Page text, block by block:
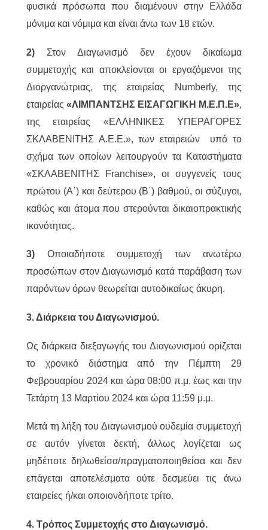
φυσικά πρόσωπα που διαμένουν στην Ελλάδα
μόνιμα και νόμιμα και είναι άνω των 18 ετών.
2) Στον Διαγωνισμό δεν έχουν δικαίωμα
συμμετοχής και αποκλείονται οι εργαζόμενοι της
Διοργανώτριας, της εταιρείας Numberly, της
εταιρείας «ΛΙΜΠΑΝΤΣΗΣ ΕΙΣΑΓΩΓΙΚΗ Μ.Ε.Π.Ε»,
της εταιρείας «ΕΛΛΗΝΙΚΕΣ ΥΠΕΡΑΓΟΡΕΣ
ΣΚΛΑΒΕΝΙΤΗΣ Α.Ε.Ε.», των εταιρειών υπό το
σχήμα των οποίων λειτουργούν τα Καταστήματα
«ΣΚΛΑΒΕΝΙΤΗΣ Franchise», οι συγγενείς τους
πρώτου (Α΄) και δεύτερου (Β΄) βαθμού, οι σύζυγοι,
καθώς και άτομα που στερούνται δικαιοπρακτικής
ικανότητας.
3) Οποιαδήποτε συμμετοχή των ανωτέρω
προσώπων στον Διαγωνισμό κατά παράβαση των
παρόντων όρων θεωρείται αυτοδικαίως άκυρη.
3. Διάρκεια του Διαγωνισμού.
Ως διάρκεια διεξαγωγής του Διαγωνισμού ορίζεται
το χρονικό διάστημα από την Πέμπτη 29
Φεβρουαρίου 2024 και ώρα 08:00 π.μ. έως και την
Τετάρτη 13 Μαρτίου 2024 και ώρα 11:59 μ.μ.
Μετά τη λήξη του Διαγωνισμού ουδεμία συμμετοχή
σε αυτόν γίνεται δεκτή, άλλως λογίζεται ως
μηδέποτε δηλωθείσα/πραγματοποιηθείσα και δεν
επάγεται αποτελέσματα ούτε δεσμεύει τις άνω
εταιρείες ή/και οποιονδήποτε τρίτο.
4. Τρόπος Συμμετοχής στο Διαγωνισμό.